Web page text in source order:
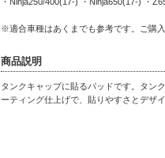
※適合車種はあくまでも参考です。ご購
商品説明
タンクキャップに貼るパッドです。タン
ーティング仕上げで、貼りやすさとデザ